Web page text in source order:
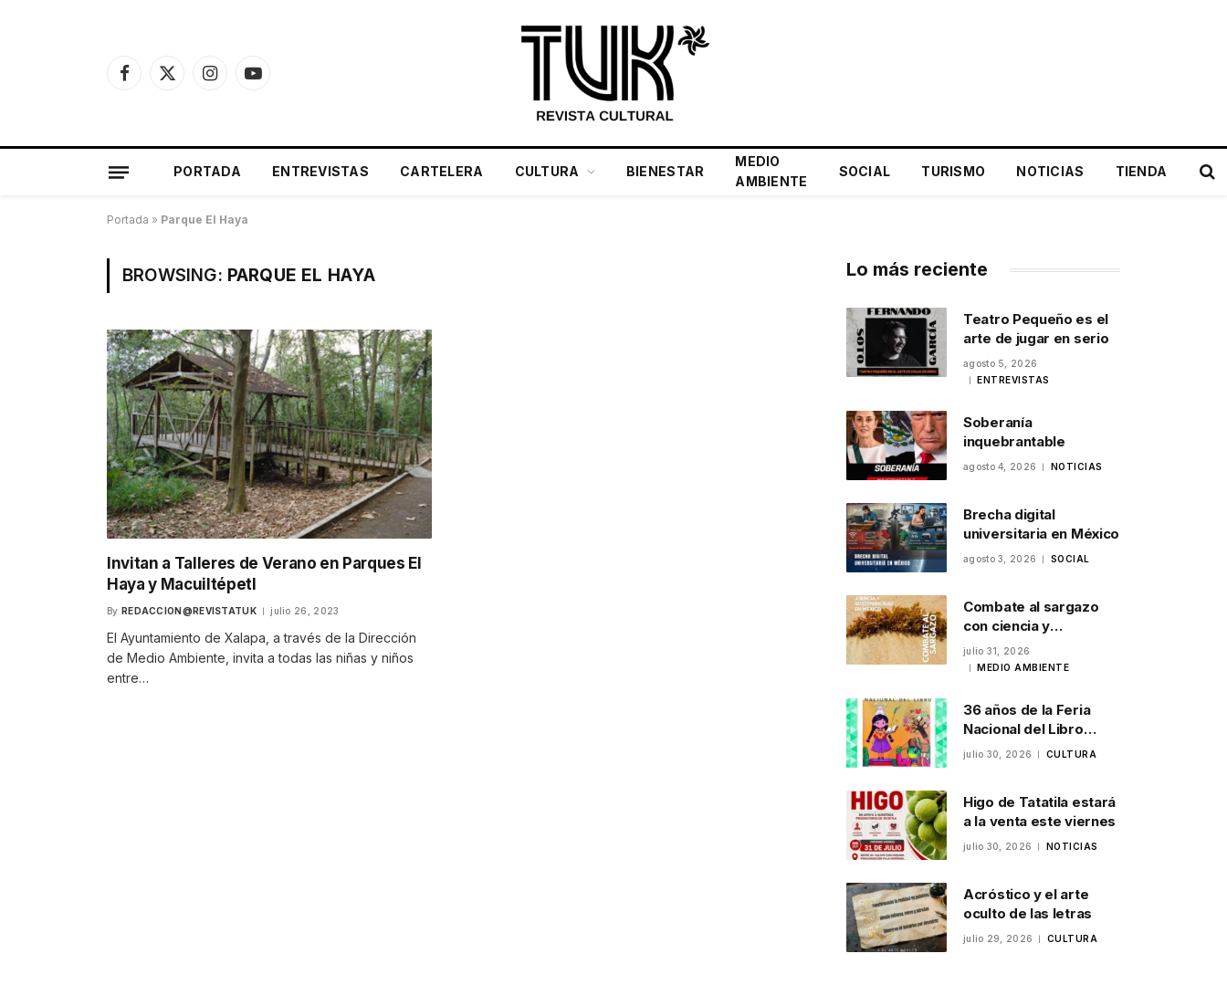
Facebook
X
InstagramYouTube
PORTADA ENTREVISTAS CARTELERA CULTURA BIENESTAR
MEDIO
AMBIENTE
SOCIAL TURISMO NOTICIAS TIENDA
Portada » Parque El Haya
BROWSING: PARQUE EL HAYA
Invitan a Talleres de Verano en Parques El
Haya y Macuiltépetl
By REDACCION@REVISTATUK julio 26, 2023
El Ayuntamiento de Xalapa, a través de la Dirección
de Medio Ambiente, invita a todas las niñas y niños
entre…
Lo más reciente
Teatro Pequeño es el
arte de jugar en serio
agosto 5, 2026
ENTREVISTAS
Soberanía
inquebrantable
agosto 4, 2026 NOTICIAS
Brecha digital
universitaria en México
agosto 3, 2026 SOCIAL
Combate al sargazo
con ciencia y
sostenibilidad en
México
julio 31, 2026
MEDIO AMBIENTE
36 años de la Feria
Nacional del Libro
Infantil y Juvenil en
julio 30, 2026 CULTURA
Higo de Tatatila estará
a la venta este viernes
julio 30, 2026 NOTICIAS
Acróstico y el arte
oculto de las letras
julio 29, 2026 CULTURA